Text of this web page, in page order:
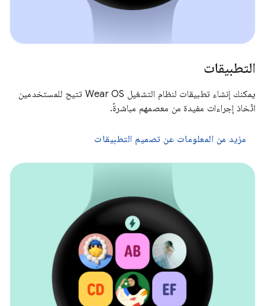
التطبيقات
يمكنك إنشاء تطبيقات لنظام التشغيل Wear OS تتيح للمستخدمين
اتّخاذ إجراءات مفيدة من معصمهم مباشرةً.
مزيد من المعلومات عن تصميم التطبيقات